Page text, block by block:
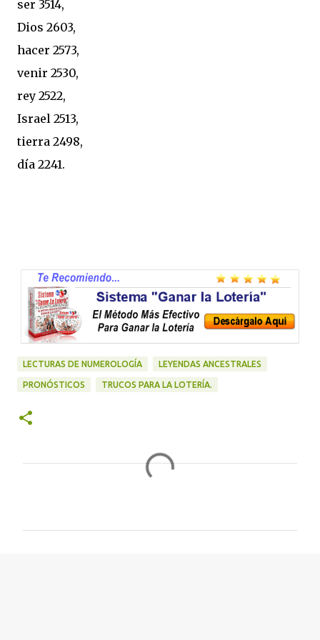
ser 3514,
Dios 2603,
hacer 2573,
venir 2530,
rey 2522,
Israel 2513,
tierra 2498,
día 2241.
LECTURAS DE NUMEROLOGÍA LEYENDAS ANCESTRALES
PRONÓSTICOS TRUCOS PARA LA LOTERÍA.